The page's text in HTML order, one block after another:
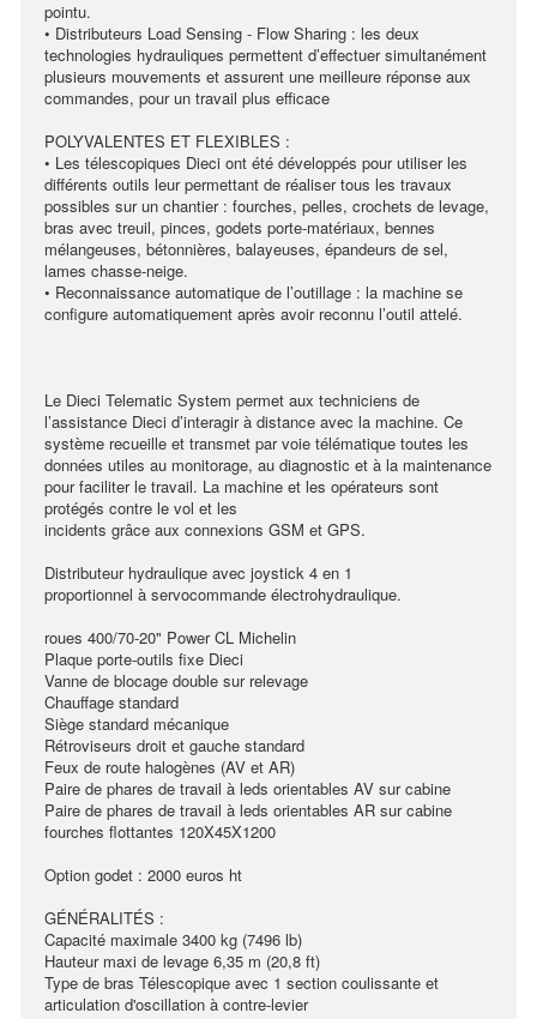
pointu.
• Distributeurs Load Sensing - Flow Sharing : les deux
technologies hydrauliques permettent d’effectuer simultanément
plusieurs mouvements et assurent une meilleure réponse aux
commandes, pour un travail plus efficace
POLYVALENTES ET FLEXIBLES :
• Les télescopiques Dieci ont été développés pour utiliser les
différents outils leur permettant de réaliser tous les travaux
possibles sur un chantier : fourches, pelles, crochets de levage,
bras avec treuil, pinces, godets porte-matériaux, bennes
mélangeuses, bétonnières, balayeuses, épandeurs de sel,
lames chasse-neige.
• Reconnaissance automatique de l’outillage : la machine se
configure automatiquement après avoir reconnu l’outil attelé.
Le Dieci Telematic System permet aux techniciens de
l’assistance Dieci d’interagir à distance avec la machine. Ce
système recueille et transmet par voie télématique toutes les
données utiles au monitorage, au diagnostic et à la maintenance
pour faciliter le travail. La machine et les opérateurs sont
protégés contre le vol et les
incidents grâce aux connexions GSM et GPS.
Distributeur hydraulique avec joystick 4 en 1
proportionnel à servocommande électrohydraulique.
roues 400/70-20" Power CL Michelin
Plaque porte-outils fixe Dieci
Vanne de blocage double sur relevage
Chauffage standard
Siège standard mécanique
Rétroviseurs droit et gauche standard
Feux de route halogènes (AV et AR)
Paire de phares de travail à leds orientables AV sur cabine
Paire de phares de travail à leds orientables AR sur cabine
fourches flottantes 120X45X1200
Option godet : 2000 euros ht
GÉNÉRALITÉS :
Capacité maximale 3400 kg (7496 lb)
Hauteur maxi de levage 6,35 m (20,8 ft)
Type de bras Télescopique avec 1 section coulissante et
articulation d'oscillation à contre-levier